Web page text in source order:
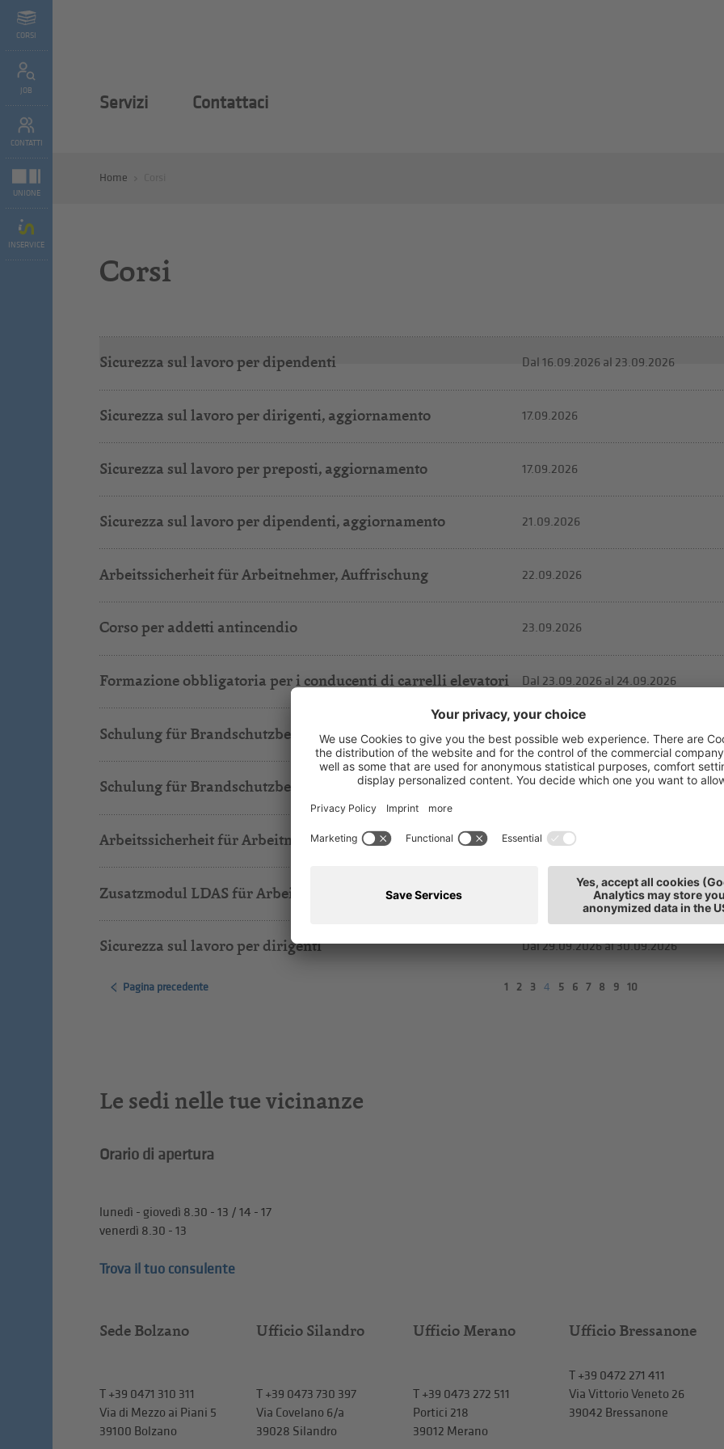
CORSI
JOB
CONTATTI
UNIONE
INSERVICE
Servizi Contattaci
Home
Corsi
Sicurezza sul lavoro per dipendenti Dal 16.09.2026 al 23.09.2026
Sicurezza sul lavoro per dirigenti, aggiornamento 17.09.2026
Sicurezza sul lavoro per preposti, aggiornamento 17.09.2026
Sicurezza sul lavoro per dipendenti, aggiornamento 21.09.2026
Arbeitssicherheit für Arbeitnehmer, Auffrischung 22.09.2026
Corso per addetti antincendio 23.09.2026
Formazione obbligatoria per i conducenti di carrelli elevatori Dal 23.09.2026 al 24.09.2026
Schulung für Brandschutzbeauftragte 23.09.2026
Schulung für Brandschutzbeauftragte, Auffrischung 23.09.2026
Arbeitssicherheit für Arbeitnehmer Dal 28.09.2026
Zusatzmodul LDAS für Arbeitgeber - 8 Stunden
Sicurezza sul lavoro per dirigenti Dal 29.09.2026al 30.09.2026
Pagina precedente 1 2 3 4 5 6 7 8 9 10
Le sedi nelle tue vicinanze
Orario di apertura
lunedì - giovedì 8.30 - 13 / 14 - 17
venerdì 8.30 - 13
Trova il tuo consulente
Sede Bolzano
T+39 0471 310 311
Via di Mezzo ai Piani 5
39100 Bolzano
Ufficio Silandro
T+39 0473 730 397
Via Covelano 6/a
39028 Silandro
Ufficio Merano
T+39 0473 272 511
Portici 218
39012 Merano
Ufficio Bressanone
T +39 0472 271 411
Via Vittorio Veneto 26
39042 Bressanone